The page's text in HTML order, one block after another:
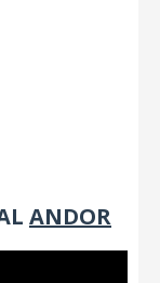
ANDOR